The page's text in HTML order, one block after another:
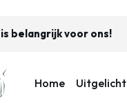
belangrijk voor ons!
Home Uitgelicht